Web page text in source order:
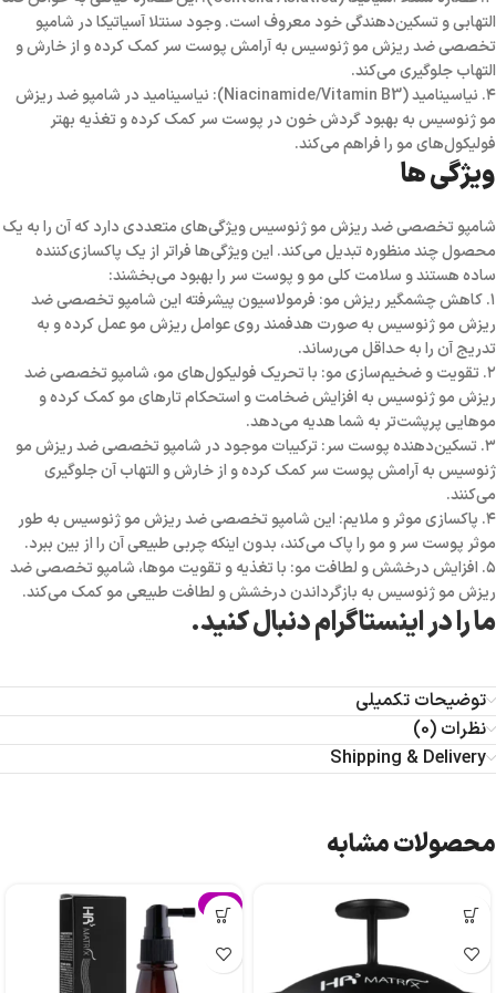
التهابی و تسکین‌دهندگی خود معروف است. وجود سنتلا آسیاتیکا در شامپو
تخصصی ضد ریزش مو ژنوسیس به آرامش پوست سر کمک کرده و از خارش و
التهاب جلوگیری می‌کند.
۴. نیاسینامید (Niacinamide/Vitamin B3): نیاسینامید در شامپو ضد ریزش
مو ژنوسیس به بهبود گردش خون در پوست سر کمک کرده و تغذیه بهتر
فولیکول‌های مو را فراهم می‌کند.
ویژگی ها
شامپو تخصصی ضد ریزش مو ژنوسیس ویژگی‌های متعددی دارد که آن را به یک
محصول چند منظوره تبدیل می‌کند. این ویژگی‌ها فراتر از یک پاکسازی‌کننده
ساده هستند و سلامت کلی مو و پوست سر را بهبود می‌بخشند:
۱. کاهش چشمگیر ریزش مو: فرمولاسیون پیشرفته این شامپو تخصصی ضد
ریزش مو ژنوسیس به صورت هدفمند روی عوامل ریزش مو عمل کرده و به
تدریج آن را به حداقل می‌رساند.
۲. تقویت و ضخیم‌سازی مو: با تحریک فولیکول‌های مو، شامپو تخصصی ضد
ریزش مو ژنوسیس به افزایش ضخامت و استحکام تارهای مو کمک کرده و
موهایی پرپشت‌تر به شما هدیه می‌دهد.
۳. تسکین‌دهنده پوست سر: ترکیبات موجود در شامپو تخصصی ضد ریزش مو
ژنوسیس به آرامش پوست سر کمک کرده و از خارش و التهاب آن جلوگیری
می‌کنند.
۴. پاکسازی موثر و ملایم: این شامپو تخصصی ضد ریزش مو ژنوسیس به طور
موثر پوست سر و مو را پاک می‌کند، بدون اینکه چربی طبیعی آن را از بین ببرد.
۵. افزایش درخشش و لطافت مو: با تغذیه و تقویت موها، شامپو تخصصی ضد
ریزش مو ژنوسیس به بازگرداندن درخشش و لطافت طبیعی مو کمک می‌کند.
ما را در اینستاگرام دنبال کنید.
توضیحات تکمیلی
نظرات (0)
Shipping & Delivery
محصولات مشابه
-4%